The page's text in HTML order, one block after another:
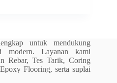
untuk mendukung
modern. Layanan kami
Rebar, Tes Tarik, Coring
Flooring, serta suplai